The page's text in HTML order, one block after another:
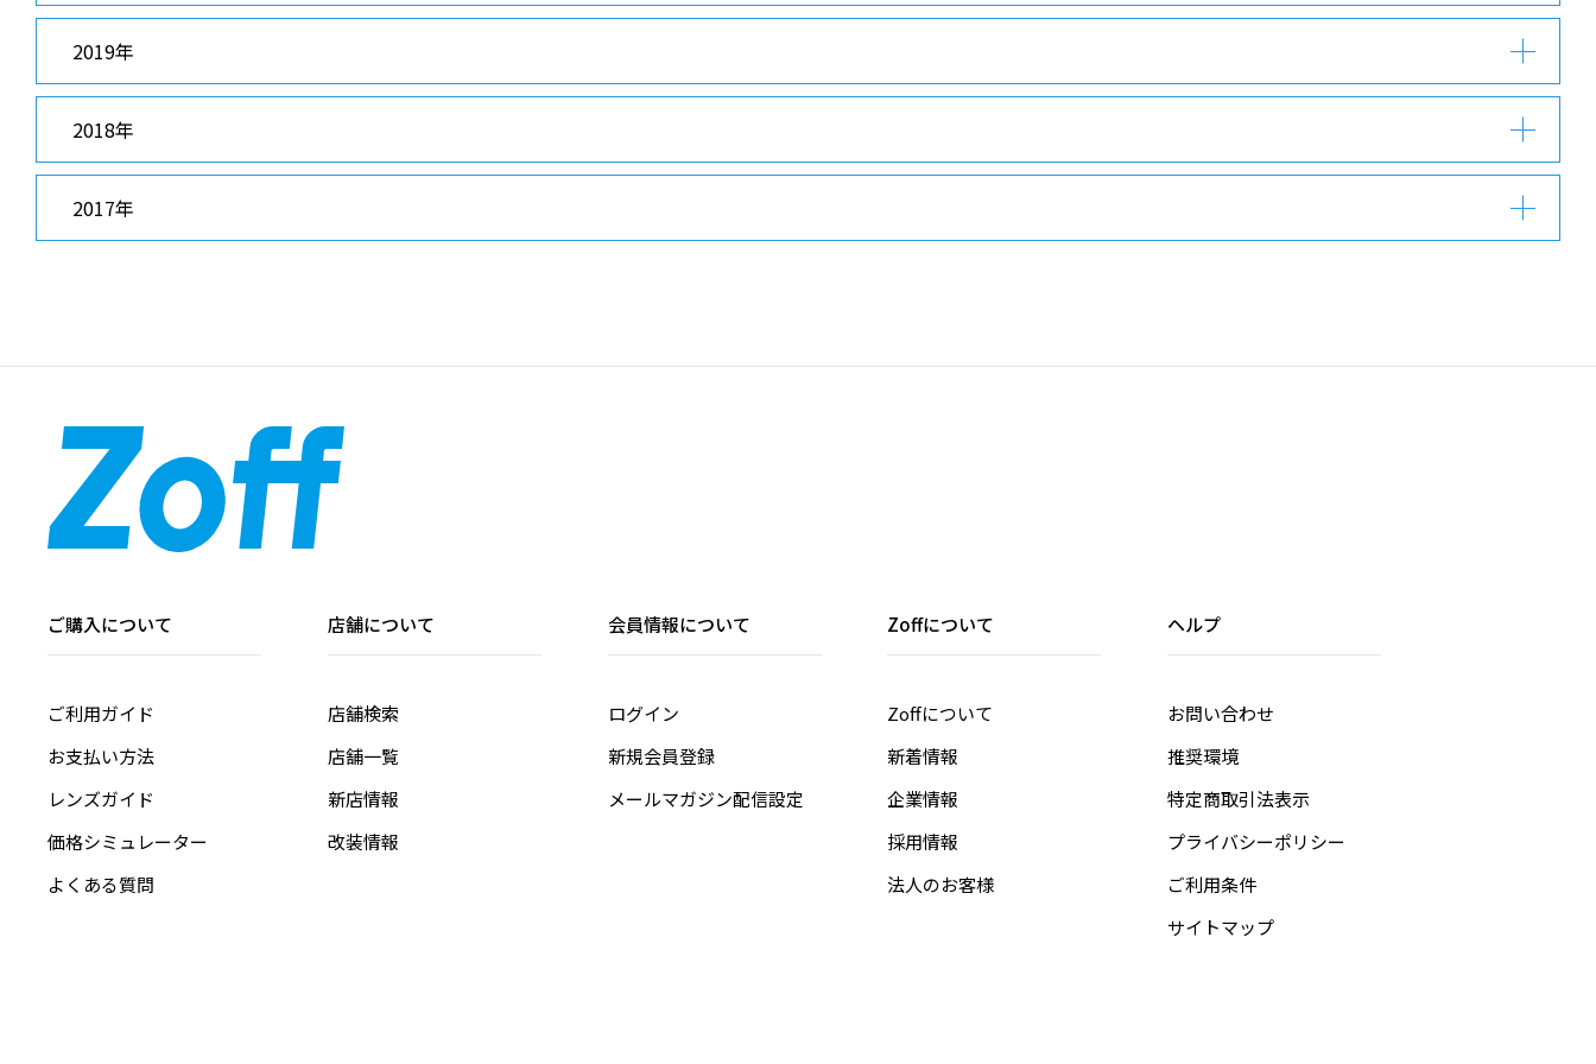
2019年
2018年
2017年
ご購入について
ご利用ガイド
お支払い方法
レンズガイド
価格シミュレーター
よくある質問
店舗について
店舗検索
店舗一覧
新店情報
改装情報
会員情報について
ログイン
新規会員登録
メールマガジン配信設定
Zoffについて
Zoffについて
新着情報
企業情報
採用情報
法人のお客様
ヘルプ
お問い合わせ
推奨環境
特定商取引法表示
プライバシーポリシー
ご利用条件
サイトマップ